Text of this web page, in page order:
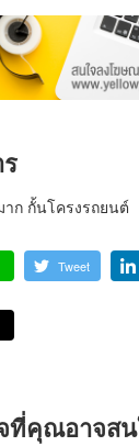
ก กั้นโครงรถยนต์
Tweet
ที่คุณอาจส